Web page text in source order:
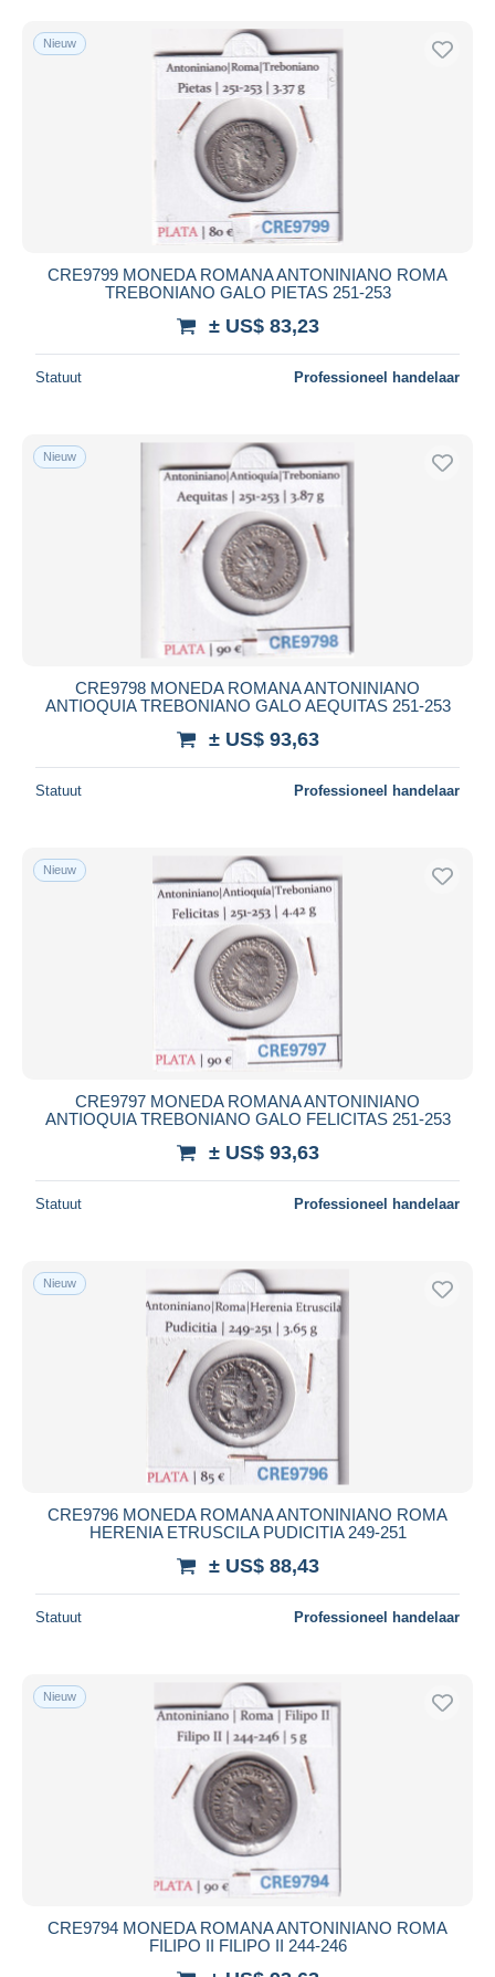
Nieuw
CRE9799 MONEDA ROMANA ANTONINIANO ROMA
TREBONIANO GALO PIETAS 251-253
± US$ 83,23
Statuut Professioneel handelaar
Nieuw
CRE9798 MONEDA ROMANA ANTONINIANO
ANTIOQUIA TREBONIANO GALO AEQUITAS 251-253
± US$ 93,63
Statuut Professioneel handelaar
Nieuw
CRE9797 MONEDA ROMANA ANTONINIANO
ANTIOQUIA TREBONIANO GALO FELICITAS 251-253
± US$ 93,63
Statuut Professioneel handelaar
Nieuw
CRE9796 MONEDA ROMANA ANTONINIANO ROMA
HERENIA ETRUSCILA PUDICITIA 249-251
± US$ 88,43
Statuut Professioneel handelaar
Nieuw
CRE9794 MONEDA ROMANA ANTONINIANO ROMA
FILIPO II FILIPO II 244-246